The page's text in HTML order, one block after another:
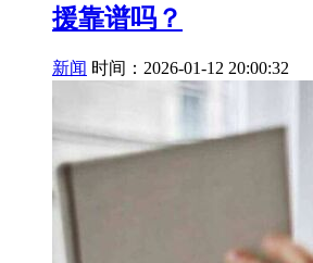
援靠谱吗？
新闻 时间：2026-01-12 20:00:32